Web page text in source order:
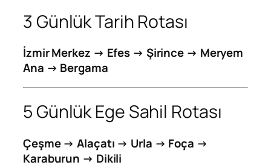
3 Günlük Tarih Rotası
İzmir Merkez → Efes → Şirince → Meryem
Ana → Bergama
5 Günlük Ege Sahil Rotası
Çeşme → Alaçatı → Urla → Foça →
Karaburun → Dikili